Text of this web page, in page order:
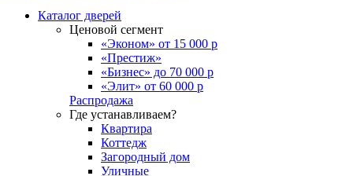
Каталог дверей
Ценовой сегмент
«Эконом» от 15 000 р
«Престиж»
«Бизнес» до 70 000 р
«Элит» от 60 000 р
Распродажа
Где устанавливаем?
Квартира
Коттедж
Загородный дом
Уличные